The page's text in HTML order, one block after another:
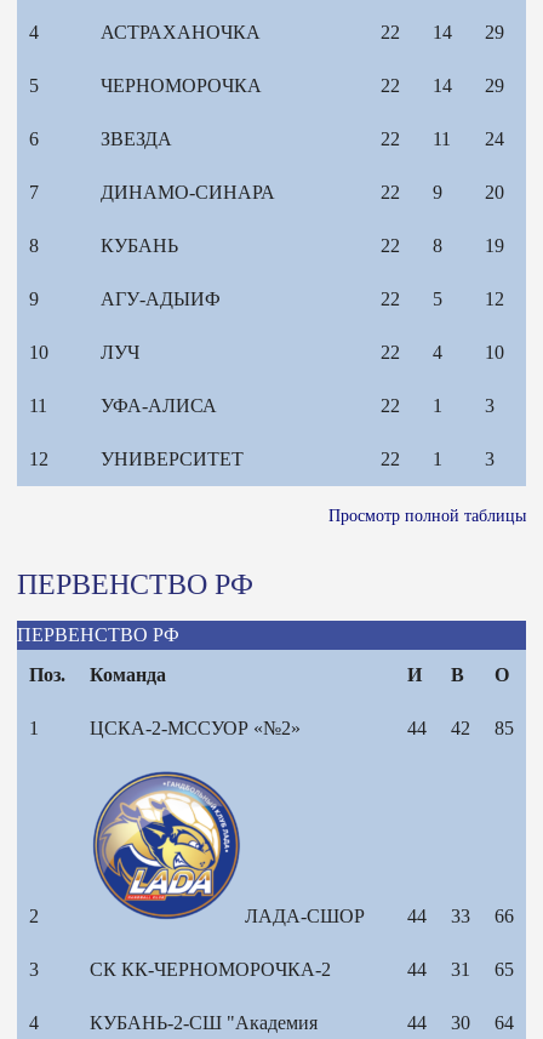
4 АСТРАХАНОЧКА 22 14 29
5 ЧЕРНОМОРОЧКА 22 14 29
6 ЗВЕЗДА 22 11 24
7 ДИНАМО-СИНАРА 22 9 20
8 КУБАНЬ 22 8 19
9 АГУ-АДЫИФ 22 5 12
10 ЛУЧ 22 4 10
11 УФА-АЛИСА 22 1 3
12 УНИВЕРСИТЕТ 22 1 3
Просмотр полной таблицы
ПЕРВЕНСТВО РФ
ПЕРВЕНСТВО РФ
Поз.
Команда И В О
1 ЦСКА-2-МССУОР «№2» 44 42 85
2 ЛАДА-СШОР 44 33 66
3 СК КК-ЧЕРНОМОРОЧКА-2 44 31 65
4
КУБАНЬ-2-СШ "Академия
44 30 64